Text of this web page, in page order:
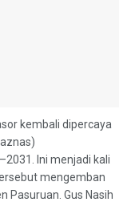
kembali dipercaya
Ini menjadi kali
mengemban
Pasuruan. Gus Nasih